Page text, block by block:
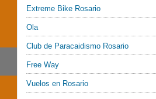
Extreme Bike Rosario
Ola
Club de Paracaidismo Rosario
Free Way
Vuelos en Rosario